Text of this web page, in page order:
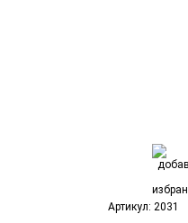
Артикул: 2031